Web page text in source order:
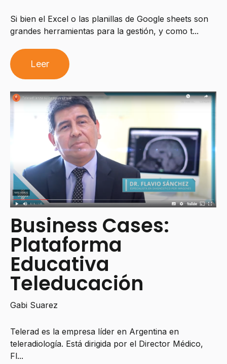
Si bien el Excel o las planillas de Google sheets son
grandes herramientas para la gestión, y como t...
Leer
Business Cases:
Plataforma
Educativa
Teleducación
Gabi Suarez
Telerad es la empresa líder en Argentina en
teleradiología. Está dirigida por el Director Médico,
Fl...